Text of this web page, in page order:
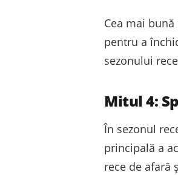
Cea mai
pentru a
sezonului
Mitul 4:
În sezonul
principală a
rece de afară